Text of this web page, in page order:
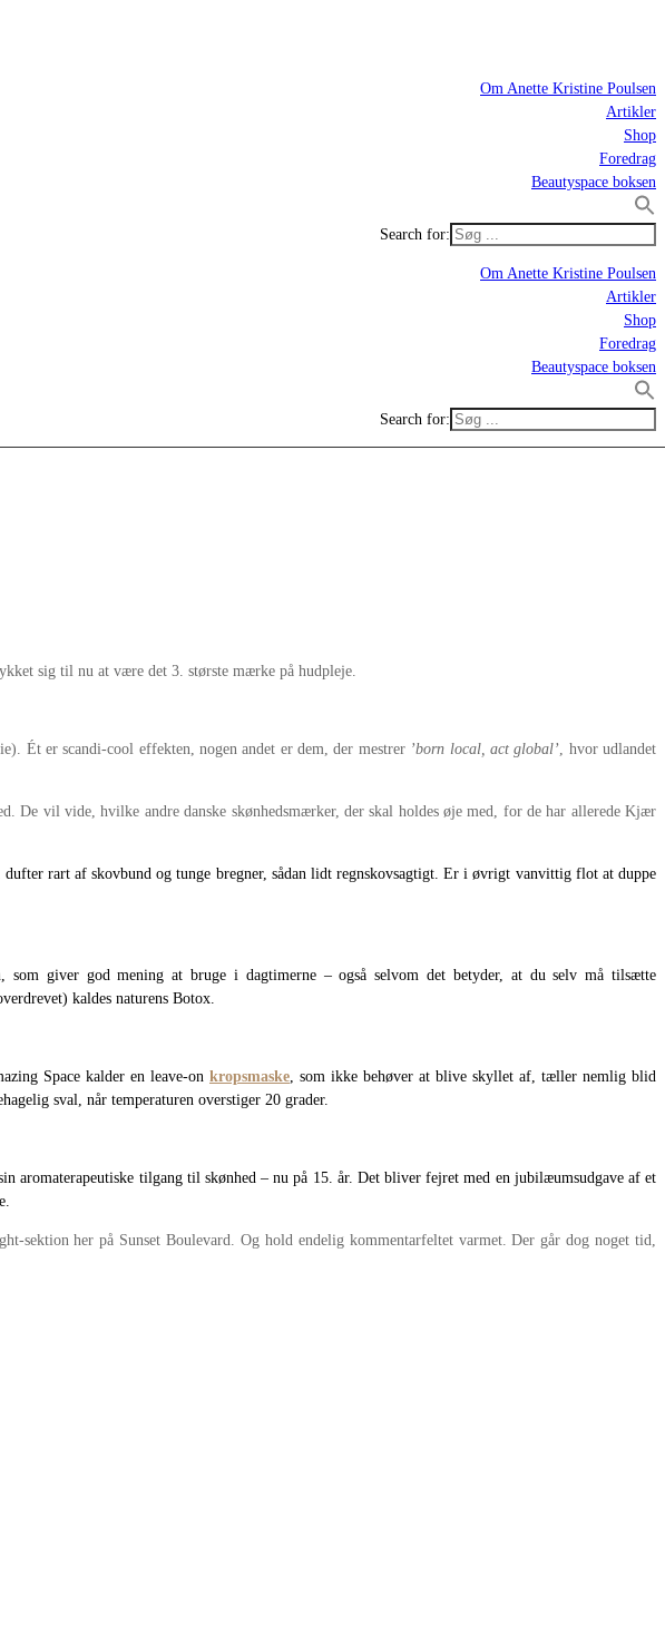
Om Anette Kristine Poulsen
Artikler
Shop
Foredrag
Beautyspace boksen
Search for:
Om Anette Kristine Poulsen
Artikler
Shop
Foredrag
Beautyspace boksen
Search for:
sig til nu at være det 3. største mærke på hudpleje.
Ét er scandi-cool effekten, nogen andet er dem, der mestrer ’born local, act global’ , hvor udlandet
De vil vide, hvilke andre danske skønhedsmærker, der skal holdes øje med, for de har allerede Kjær
rart af skovbund og tunge bregner, sådan lidt regnskovsagtigt. Er i øvrigt vanvittig flot at duppe
giver god mening at bruge i dagtimerne – også selvom det betyder, at du selv må tilsætte
kaldes naturens Botox.
Space kalder en leave-on kropsmaske , som ikke behøver at blive skyllet af, tæller nemlig blid
sval, når temperaturen overstiger 20 grader.
aromaterapeutiske tilgang til skønhed – nu på 15. år. Det bliver fejret med en jubilæumsudgave af et
her på Sunset Boulevard. Og hold endelig kommentarfeltet varmet. Der går dog noget tid,